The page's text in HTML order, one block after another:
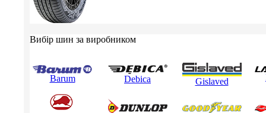
Вибір шин за виробником
Barum Debica Gislaved